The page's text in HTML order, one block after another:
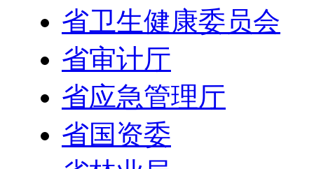
省卫生健康委员会
省审计厅
省应急管理厅
省国资委